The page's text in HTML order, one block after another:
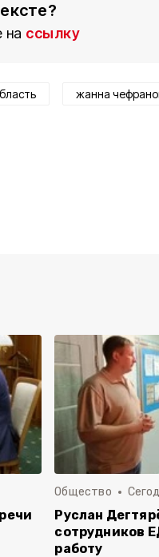
на ссылку
жанна
Общество
Руслан
сотрудников
работу